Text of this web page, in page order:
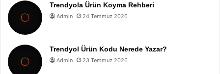
Trendyola Ürün Koyma Rehberi
Admin 24 Temmuz 2026
Trendyol Ürün Kodu Nerede Yazar?
Admin 23 Temmuz 2026